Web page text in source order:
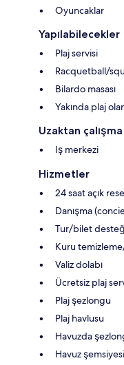
Oyuncaklar
Yapılabilecekler
Plaj servisi
Racquetball/
Bilardo masası
Yakında plaj
Uzaktan çalışma
Iş merkezi
Hizmetler
24 saat açık
Danışma
Tur/bilet
Kuru
Valiz dolabı
Ücretsiz plaj
Plaj şezlongu
Plaj havlusu
Havuzda
Havuz şemsiyesi